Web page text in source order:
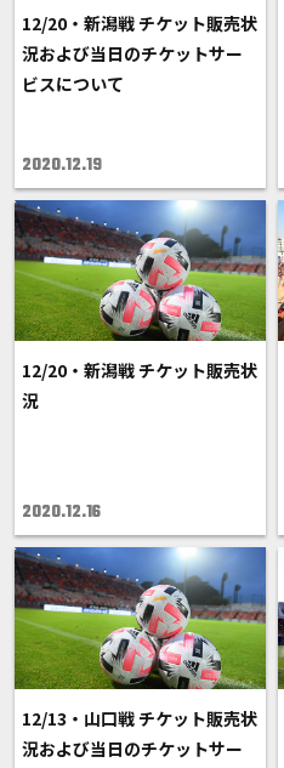
12/20・新潟戦 チケット販売状
況および当日のチケットサー
ビスについて
2020.12.19
12/20・新潟戦 チケット販売状
況
2020.12.16
12/13・山口戦 チケット販売状
況および当日のチケットサー